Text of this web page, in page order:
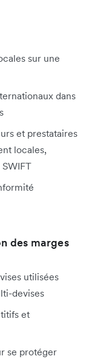
sur une
dans
et prestataires
locales,
des marges
utilisées
devises
et
se protéger